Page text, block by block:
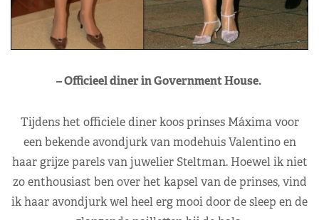
– Officieel diner in Government House.
Tijdens het officiele diner koos prinses Máxima voor
een bekende avondjurk van modehuis Valentino en
haar grijze parels van juwelier Steltman. Hoewel ik niet
zo enthousiast ben over het kapsel van de prinses, vind
ik haar avondjurk wel heel erg mooi door de sleep en de